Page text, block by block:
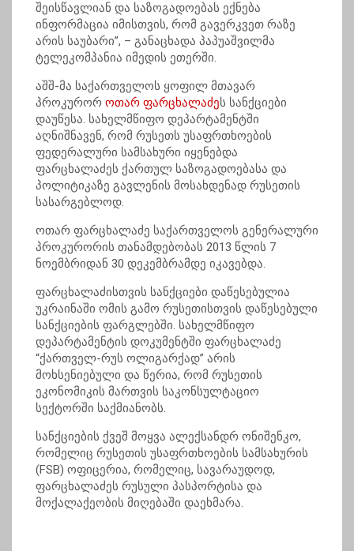
შეისწავლიან და საზოგადოებას ექნება
ინფორმაცია იმისთვის, რომ გავერკვეთ რაზე
არის საუბარი”, – განაცხადა პაპუაშვილმა
ტელეკომპანია იმედის ეთერში.
აშშ-მა საქართველოს ყოფილ მთავარ
პროკურორ ოთარ ფარცხალაძეს სანქციები
დაუწესა. სახელმწიფო დეპარტამენტში
აღნიშნავენ, რომ რუსეთს უსაფრთხოების
ფედერალური სამსახური იყენებდა
ფარცხალაძეს ქართულ საზოგადოებასა და
პოლიტიკაზე გავლენის მოსახდენად რუსეთის
სასარგებლოდ.
ოთარ ფარცხალაძე საქართველოს გენერალური
პროკურორის თანამდებობას 2013 წლის 7
ნოემბრიდან 30 დეკემბრამდე იკავებდა.
ფარცხალაძისთვის სანქციები დაწესებულია
უკრაინაში ომის გამო რუსეთისთვის დაწესებული
სანქციების ფარგლებში. სახელმწიფო
დეპარტამენტის დოკუმენტში ფარცხალაძე
“ქართველ-რუს ოლიგარქად” არის
მოხსენიებული და წერია, რომ რუსეთის
ეკონომიკის მართვის საკონსულტაციო
სექტორში საქმიანობს.
სანქციების ქვეშ მოყვა ალექსანდრ ონიშენკო,
რომელიც რუსეთის უსაფრთხოების სამსახურის
(FSB) ოფიცერია, რომელიც, სავარაუდოდ,
ფარცხალაძეს რუსული პასპორტისა და
მოქალაქეობის მიღებაში დაეხმარა.